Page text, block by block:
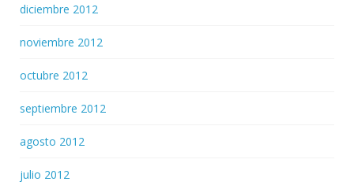
diciembre 2012
noviembre 2012
octubre 2012
septiembre 2012
agosto 2012
julio 2012